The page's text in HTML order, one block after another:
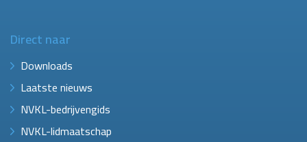
Direct naar
Downloads
Laatste nieuws
NVKL-bedrijvengids
NVKL-lidmaatschap